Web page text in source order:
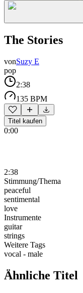
The Stories
vonSuzy E
pop
2:38
135 BPM
Titel kaufen
0:00
2:38
Stimmung/Thema
peaceful
sentimental
love
Instrumente
guitar
strings
Weitere Tags
vocal - male
Ähnliche Titel